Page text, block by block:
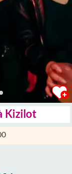
Kizilot